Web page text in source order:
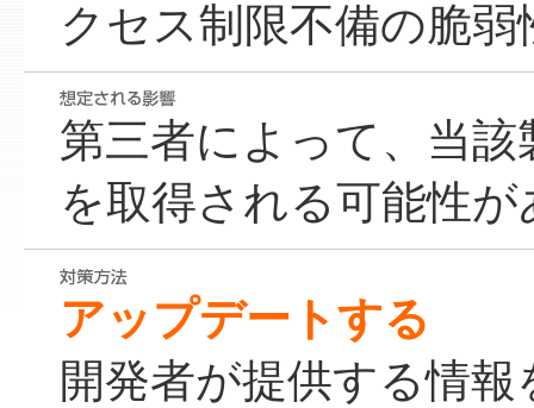
クセス制限不備の脆
第三者によって、当
を取得される可能性
アップデートする
開発者が提供する情